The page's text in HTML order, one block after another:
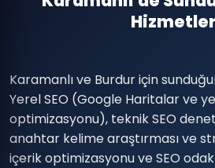
Karamanlı ve Burdur için
Yerel SEO (Google Haritalar ve
optimizasyonu), teknik SEO
anahtar kelime araştırması ve
içerik optimizasyonu ve SEO